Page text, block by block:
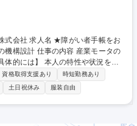
者手帳をお
産業モータの
の専門知識・スキルを身に付けて
踏まえながら、主担当として活躍
職種 ★障がい者手
ータの機構設計
資格取得支援あり
時短勤務あり
土日祝休み 服装自由